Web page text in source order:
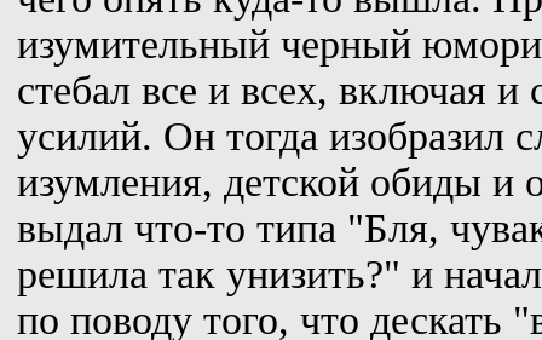
изумительный черный
стебал все и всех, включая и
усилий. Он тогда изобразил
изумления, детской обиды и
выдал что-то типа "Бля,
решила так унизить?" и
по поводу того, что дескать